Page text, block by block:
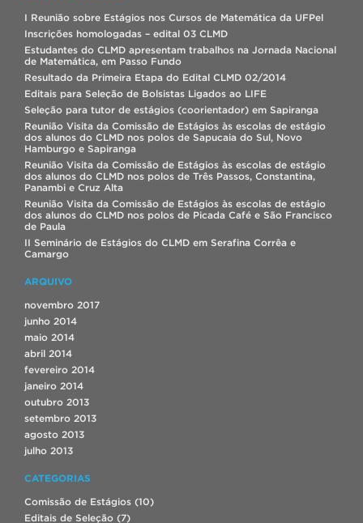
I Reunião sobre Estágios nos Cursos de Matemática da UFPel
Inscrições homologadas – edital 03 CLMD
Estudantes do CLMD apresentam trabalhos na Jornada Nacional
de Matemática, em Passo Fundo
Resultado da Primeira Etapa do Edital CLMD 02/2014
Editais para Seleção de Bolsistas Ligados ao LIFE
Seleção para tutor de estágios (coorientador) em Sapiranga
Reunião Visita da Comissão de Estágios às escolas de estágio
dos alunos do CLMD nos polos de Sapucaia do Sul, Novo
Hamburgo e Sapiranga
Reunião Visita da Comissão de Estágios às escolas de estágio
dos alunos do CLMD nos polos de Três Passos, Constantina,
Panambi e Cruz Alta
Reunião Visita da Comissão de Estágios às escolas de estágio
dos alunos do CLMD nos polos de Picada Café e São Francisco
de Paula
II Seminário de Estágios do CLMD em Serafina Corrêa e
Camargo
ARQUIVO
novembro 2017
junho 2014
maio 2014
abril 2014
fevereiro 2014
janeiro 2014
outubro 2013
setembro 2013
agosto 2013
julho 2013
CATEGORIAS
Comissão de Estágios (10)
Editais de Seleção (7)